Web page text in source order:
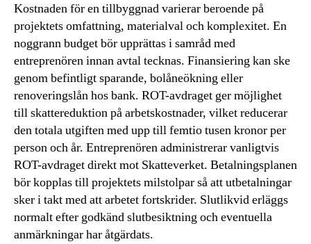
Kostnaden för en tillbyggnad varierar beroende på
projektets omfattning, materialval och komplexitet. En
noggrann budget bör upprättas i samråd med
entreprenören innan avtal tecknas. Finansiering kan ske
genom befintligt sparande, bolåneökning eller
renoveringslån hos bank. ROT-avdraget ger möjlighet
till skattereduktion på arbetskostnader, vilket reducerar
den totala utgiften med upp till femtio tusen kronor per
person och år. Entreprenören administrerar vanligtvis
ROT-avdraget direkt mot Skatteverket. Betalningsplanen
bör kopplas till projektets milstolpar så att utbetalningar
sker i takt med att arbetet fortskrider. Slutlikvid erläggs
normalt efter godkänd slutbesiktning och eventuella
anmärkningar har åtgärdats.